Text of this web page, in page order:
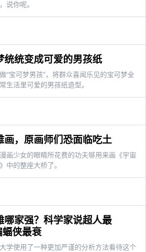
说你呢。
统统变成可爱的男孩纸
“宝可梦男孩”，将群众喜闻乐见的宝可梦全
生活里可爱的男孩纸造型。
画，原画师们恐面临吃土
画少女的眼睛所花费的功夫够用来画《宇宙
中的整座大桥了。
哪家强？科学家说超人最
侠最衰
学使用了一种更加严谨的分析方法看待这个